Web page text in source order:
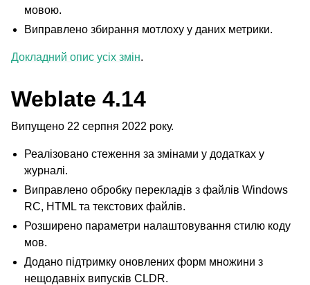
мовою.
Виправлено збирання мотлоху у даних метрики.
Докладний опис усіх змін.
Weblate 4.14
Випущено 22 серпня 2022 року.
Реалізовано стеження за змінами у додатках у
журналі.
Виправлено обробку перекладів з файлів Windows
RC, HTML та текстових файлів.
Розширено параметри налаштовування стилю коду
мов.
Додано підтримку оновлених форм множини з
нещодавніх випусків CLDR.